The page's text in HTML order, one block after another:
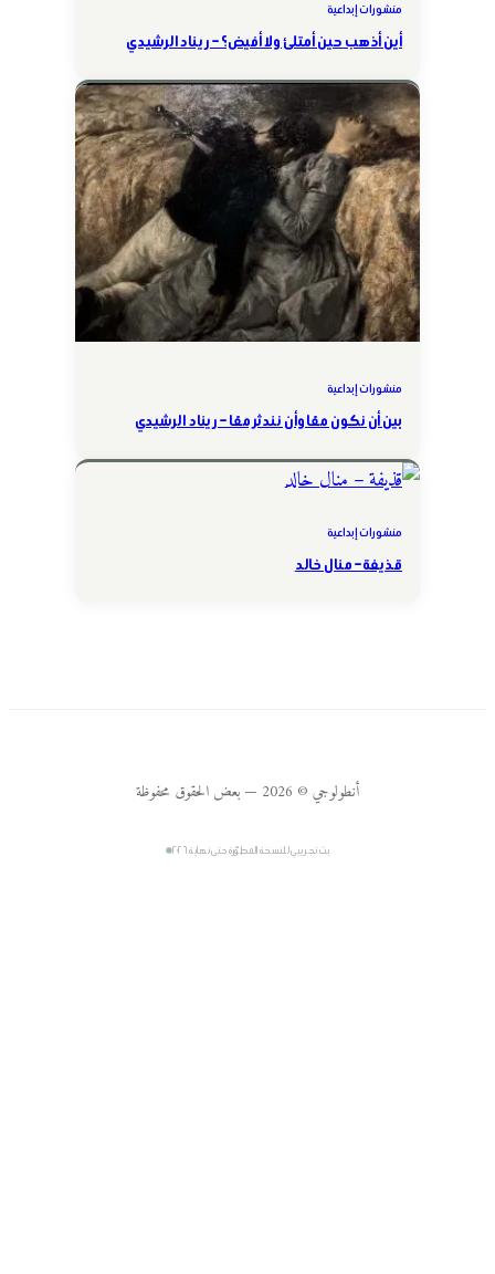
منشورات إبداعية
أين أذهب حين أمتلئ ولا أفيض؟ – ريناد الرشيدي
منشورات إبداعية
بين أن نكون معًا وأن نندثر معًا – ريناد الرشيدي
منشورات إبداعية
قذيفة – منال خالد
أنطولوجي © 2026 — بعض الحقوق محفوظة
بث تجريبي للنسخة المطوّرة حتى نهاية ٢٠٢٦